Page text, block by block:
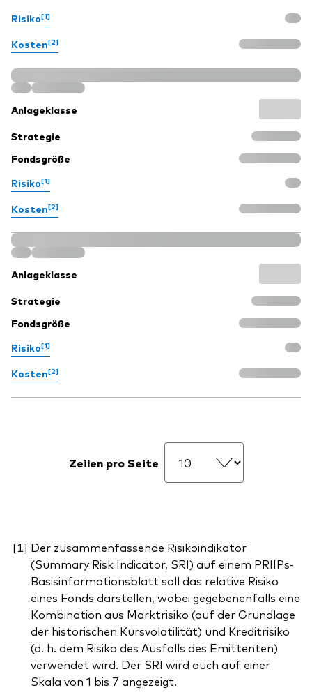
Risiko[1]
Kosten[2]
Anlageklasse
Strategie
Fondsgröße
Risiko[1]
Kosten[2]
Anlageklasse
Strategie
Fondsgröße
Risiko[1]
Kosten[2]
Zeilen pro Seite
Der zusammenfassende Risikoindikator
(Summary Risk Indicator, SRI) auf einem PRIIPs-
Basisinformationsblatt soll das relative Risiko
eines Fonds darstellen, wobei gegebenenfalls eine
Kombination aus Marktrisiko (auf der Grundlage
der historischen Kursvolatilität) und Kreditrisiko
(d. h. dem Risiko des Ausfalls des Emittenten)
verwendet wird. Der SRI wird auch auf einer
Skala von 1 bis 7 angezeigt.